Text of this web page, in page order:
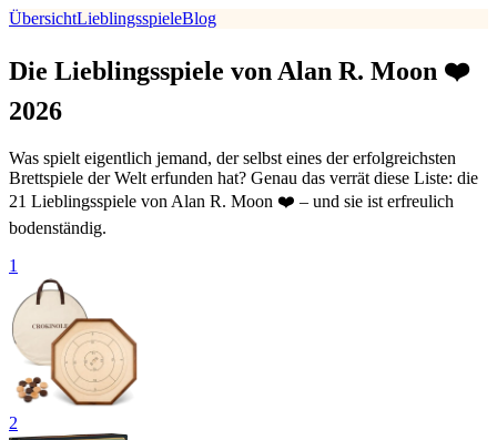
ÜbersichtLieblingsspieleBlog
Die Lieblingsspiele von Alan R. Moon ❤️
2026
Was spielt eigentlich jemand, der selbst eines der erfolgreichsten
Brettspiele der Welt erfunden hat? Genau das verrät diese Liste: die
21 Lieblingsspiele von Alan R. Moon ❤️ – und sie ist erfreulich
bodenständig.
1
2